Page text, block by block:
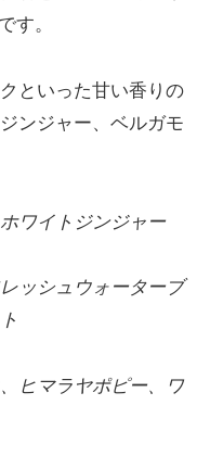
す。
といった甘い香りの
ンジャー、ベルガモ
ワイトジンジャー
ッシュウォーターブ
ヒマラヤポピー、ワ